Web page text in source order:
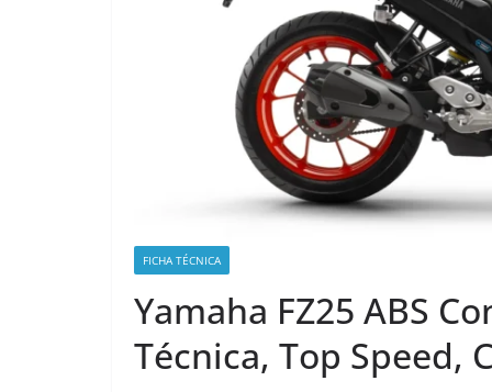
FICHA TÉCNICA
Yamaha FZ25 ABS
Técnica, Top Speed,